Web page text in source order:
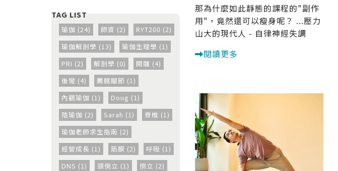
瑜伽 (24) 師資 (2)
RYT200 (2)
瑜伽解剖學 (13)
瑜伽生理學 (1)
PRI (2)
解剖學 (0)
開髖 (4)
後彎 (4)
薦髂關節 (1)
內觀瑜伽 (1)
Doug (1)
陰瑜伽 (2)
Sarah (1)
脊椎 (1)
瑜伽老師求生指南 (2)
經營成長 (1)
筋膜 (2)
呼吸 (1)
DNS (1)
頭倒立 (1)
倒立 (2)
那為什麼如此靜態的課程的"副作
用"，竟然還可以瘦身呢？ ...壓力
山大的現代人 - 自律神經失調
閱讀更多